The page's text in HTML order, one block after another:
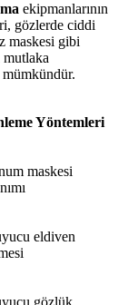
ekipmanlarının
gözlerde ciddi
maskesi gibi
mutlaka
mümkündür.
Yöntemleri
maskesi
eldiven